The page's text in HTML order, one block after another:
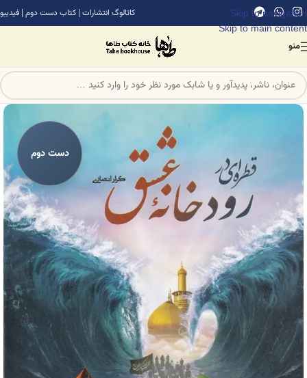
Skip to navigation
Skip to main content
کاتالوگ انتشارات | کتاب دست دوم | فیدیبو
منو
دست دوم